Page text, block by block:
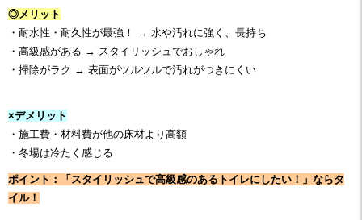
◎メリット
・耐水性・耐久性が最強！ → 水や汚れに強く、長持ち
・高級感がある → スタイリッシュでおしゃれ
・掃除がラク → 表面がツルツルで汚れがつきにくい
×デメリット
・施工費・材料費が他の床材より高額
・冬場は冷たく感じる
ポイント：「スタイリッシュで高級感のあるトイレにしたい！」ならタ
イル！